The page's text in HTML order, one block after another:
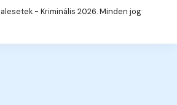
- Kriminális 2026. Minden jog